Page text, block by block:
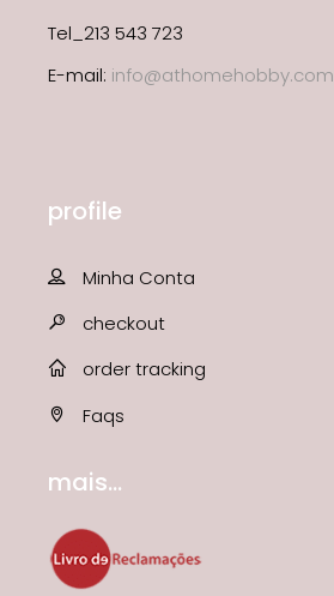
Tel_213 543 723
E-mail: info@athomehobby.com
profile
Minha Conta
checkout
order tracking
Faqs
mais...